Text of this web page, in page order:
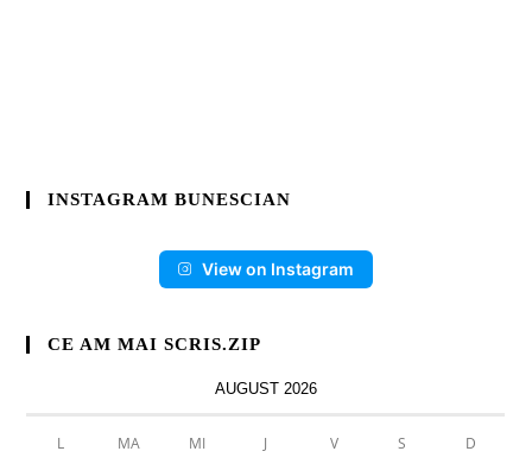
INSTAGRAM BUNESCIAN
View on Instagram
CE AM MAI SCRIS.ZIP
AUGUST 2026
L MA MI J V S D